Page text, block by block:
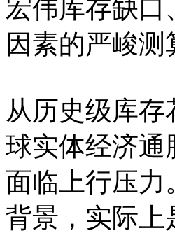
宏伟库存缺
因素的严峻测
从历史级库
球实体经济通
面临上行压力
背景，实际上